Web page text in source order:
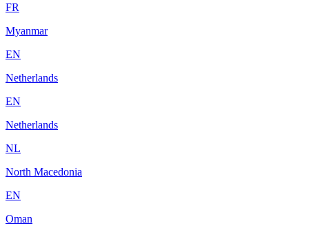
FR
Myanmar
EN
Netherlands
EN
Netherlands
NL
North Macedonia
EN
Oman